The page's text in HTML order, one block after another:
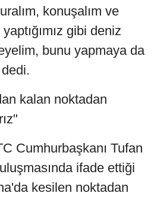
konuşalım ve
gibi deniz
bunu yapmaya da
kalan noktadan
Cumhurbaşkanı Tufan
ifade ettiği
kesilen noktadan